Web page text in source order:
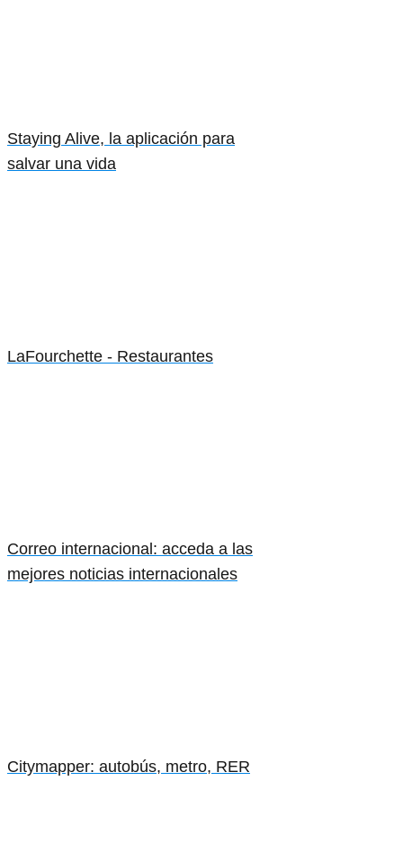
Staying Alive, la aplicación para
salvar una vida
LaFourchette - Restaurantes
Correo internacional: acceda a las
mejores noticias internacionales
Citymapper: autobús, metro, RER